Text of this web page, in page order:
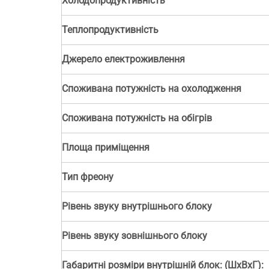
Теплопродуктивність
Джерело електроживлення
Споживана потужність на охолодження
Споживана потужність на обігрів
Площа приміщення
Тип фреону
Рівень звуку внутрішнього блоку
Рівень звуку зовнішнього блоку
Габаритні розміри внутрішній блок: (ШхВхГ):